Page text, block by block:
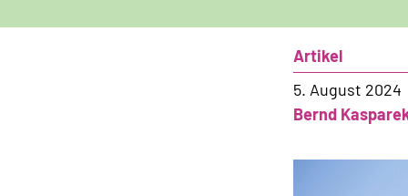
Artikel
5. August 2024
Bernd